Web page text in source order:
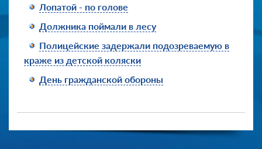
Лопатой - по голове
Должника поймали в лесу
Полицейские задержали подозреваемую в
краже из детской коляски
День гражданской обороны